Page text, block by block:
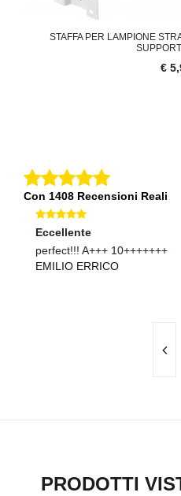
STAFFA PER LAMPIONE
€
Con 1408 Recensioni Reali
Eccellente
perfect!!! A+++ 10+++++++
EMILIO ERRICO
Eccellente
ok venditore consigliato
ANDREA MELIDEO ANDREA
PRODOTTI